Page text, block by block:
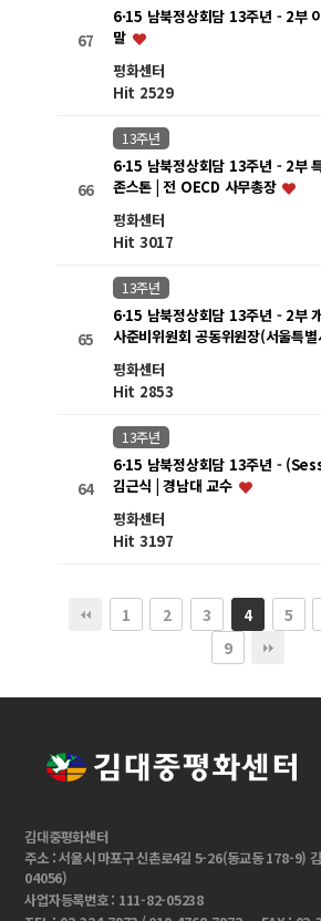
67
6·15 남북정상회담 13주년 - 2부
말
평화센터
Hit 2529
66
13주년
6·15 남북정상회담 13주년 - 2부
존스톤 | 전 OECD 사무총장
평화센터
Hit 3017
65
13주년
6·15 남북정상회담 13주년 - 2부
사준비위원회 공동위원장(서울특별
평화센터
Hit 2853
64
13주년
6·15 남북정상회담 13주년 -
김근식 | 경남대 교수
평화센터
Hit 3197
1 2 3 4 5
9
김대중평화센터
주소 : 서울시 마포구 신촌로4길 5-26(동교동 178-9)
04056)
사업자등록번호 : 111-82-05238